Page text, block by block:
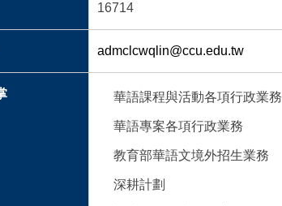
16714
admclcwqlin@ccu.edu.tw
華語課程與活動各項行政業務
華語專案各項行政業務
教育部華語文境外招生業務
深耕計劃